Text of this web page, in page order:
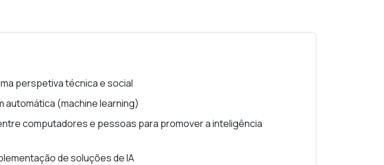
perspetiva técnica e social
automática (machine learning)
computadores e pessoas para promover a inteligência
de soluções de IA